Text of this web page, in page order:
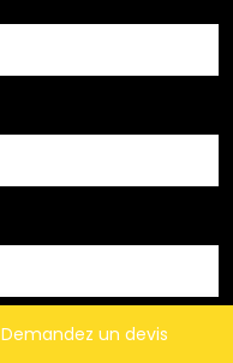
Demandez un devis